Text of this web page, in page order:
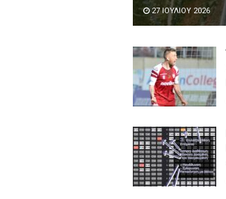
27 ΙΟΥΛΊΟΥ 2026